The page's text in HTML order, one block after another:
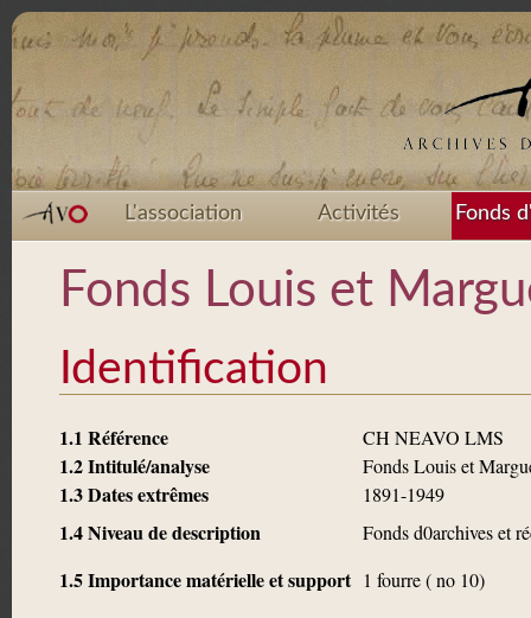
L'association Activités Fonds
Fonds Louis et
Identification
1.1 Référence CH NEAVO LMS
1.2 Intitulé/analyse Fonds Louis et
1.3 Dates extrêmes 1891-1949
1.4 Niveau de description Fonds d0archives et
1.5 Importance matérielle et support 1 fourre ( no 10)